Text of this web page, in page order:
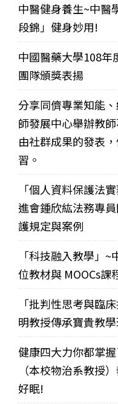
中醫健身養生~中醫
段錦」健身妙用!
中國醫藥大學108年
團隊頒獎表揚
分享同儕專業知能
師發展中心舉辦教
由社群成果的發表
習。
「個人資料保護法
進會鍾欣紘法務專
護規定與案例
「科技融入教學」
位教材與 MOOCs課
「批判性思考與臨
明教授傳承寶貴教
健康四大力你都掌
（本校物治系教授
好眠!